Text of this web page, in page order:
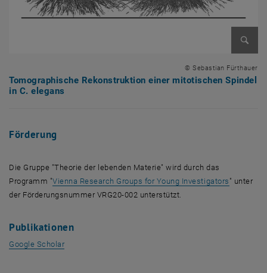
© Sebastian Fürthauer
Tomographische Rekonstruktion einer mitotischen Spindel
in C. elegans
Förderung
Die Gruppe "Theorie der lebenden Materie" wird durch das
Programm "Vienna Research Groups for Young Investigators , öffnet
" unter
der Förderungsnummer VRG20-002 unterstützt.
Publikationen
Google Scholar, öffnet eine externe URL in einem neuen Fenster